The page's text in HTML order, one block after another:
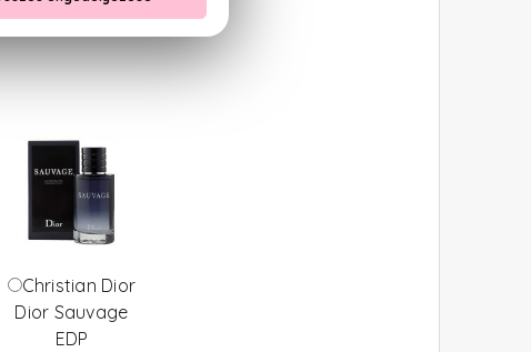
Christian Dior
Dior Sauvage
EDP